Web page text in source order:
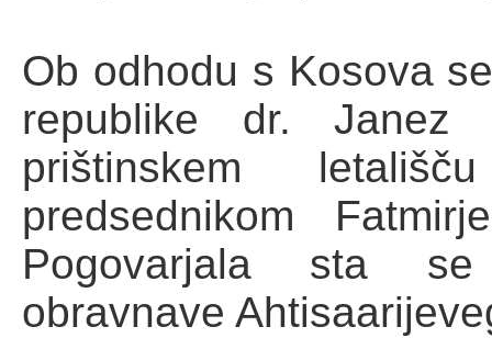
Ob odhodu s Kosova
republike dr. Janez
prištinskem
predsednikom
Pogovarjala sta
obravnave